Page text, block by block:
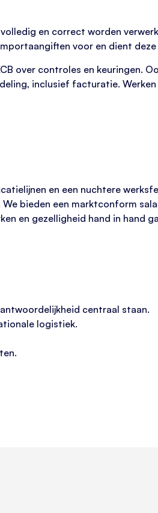
en correct worden
voor en dient
over controles en keuringen.
inclusief facturatie.
en een nuchtere
bieden een marktconform
en gezelligheid hand in hand
centraal staan.
logistiek.